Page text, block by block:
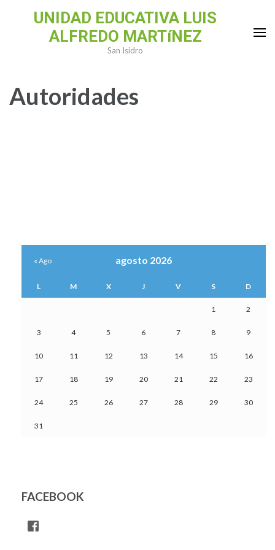
tecla
UNIDAD EDUCATIVA LUIS
ALFREDO MARTíNEZ
San Isidro
Autoridades
agosto 2026
L M X J V S D
1 2
3 4 5 6 7 8 9
10 11 12 13 14 15 16
17 18 19 20 21 22 23
24 25 26 27 28 29 30
31
« Ago
FACEBOOK